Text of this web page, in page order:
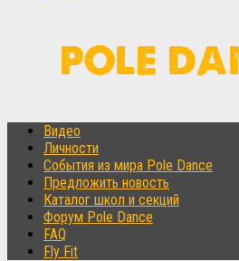
Видео
Личности
События из мира Pole Dance
Предложить новость
Каталог школ и секций
Форум Pole Dance
FAQ
Fly Fit